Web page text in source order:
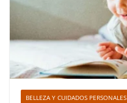
BELLEZA Y CUIDADOS PERSONALES